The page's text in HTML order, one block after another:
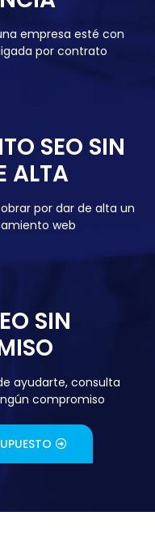
empresa esté con
por contrato
SEO SIN
ALTA
por dar de alta un
web
SIN
ayudarte, consulta
compromiso